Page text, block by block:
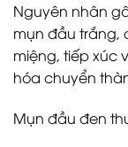
Nguyên nhân
mụn đầu trắng,
miệng, tiếp xúc
hóa chuyển
Mụn đầu đen